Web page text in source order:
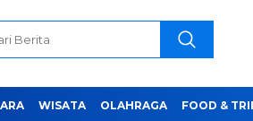
WISATA OLAHRAGA FOOD &